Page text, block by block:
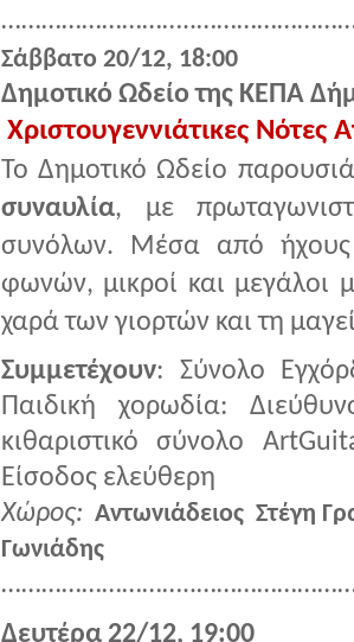
Σάββατο 20/12, 18:00
Δημοτικό Ωδείο της ΚΕΠΑ
Χριστουγεννιάτικες Νότες
Το Δημοτικό Ωδείο
συναυλία, με
συνόλων. Μέσα από ήχους
φωνών, μικροί και μεγάλοι
χαρά των γιορτών και τη
Συμμετέχουν: Σύνολο
Παιδική χορωδία:
κιθαριστικό σύνολο
Είσοδος ελεύθερη
Χώρος: Αντωνιάδειος Στέγη
Γωνιάδης
Δευτέρα 22/12, 19:00